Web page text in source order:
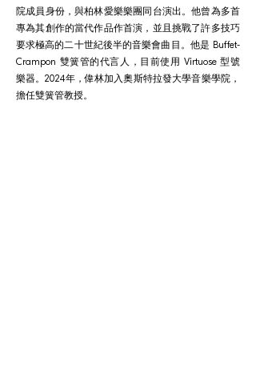
院成員身份，與柏林愛樂樂團同台演出。他曾為多首
專為其創作的當代作品作首演，並且挑戰了許多技巧
要求極高的二十世紀後半的音樂會曲目。他是 Buffet-
Crampon 雙簧管的代言人，目前使用 Virtuose 型號
樂器。2024年，偉林加入奧斯特拉發大學音樂學院，
擔任雙簧管教授。